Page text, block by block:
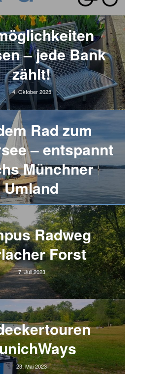
– jede Bank
zählt!
4. Oktober 2025
Rad zum
– entspannt
Münchner
Umland
25. Mai 2025
Radweg
Forst
7. Juli 2023
23. Mai 2023